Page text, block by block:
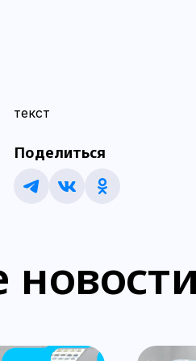
текст
Поделиться